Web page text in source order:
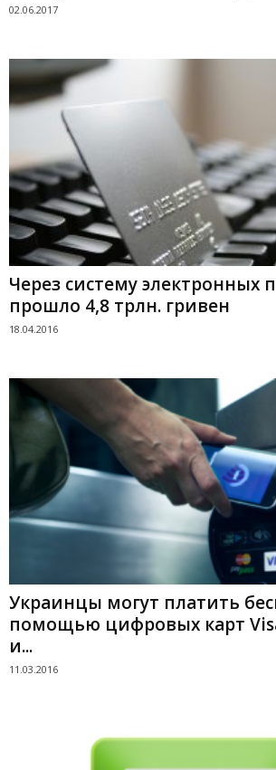
02.06.2017
Через систему электронных
прошло 4,8 трлн. гривен
18.04.2016
Украинцы могут платить
помощью цифровых карт
и...
11.03.2016